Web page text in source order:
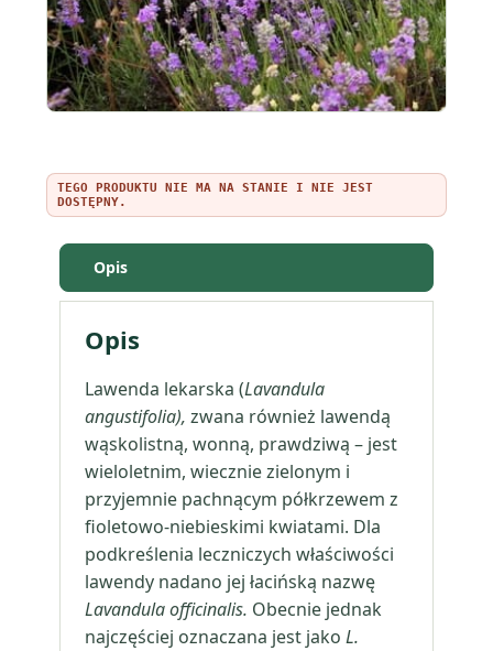
TEGO PRODUKTU NIE MA NA STANIE I NIE JEST
DOSTĘPNY.
Opis
Opis
Lawenda lekarska (Lavandula
angustifolia), zwana również lawendą
wąskolistną, wonną, prawdziwą – jest
wieloletnim, wiecznie zielonym i
przyjemnie pachnącym półkrzewem z
fioletowo-niebieskimi kwiatami. Dla
podkreślenia leczniczych właściwości
lawendy nadano jej łacińską nazwę
Lavandula officinalis. Obecnie jednak
najczęściej oznaczana jest jako L.